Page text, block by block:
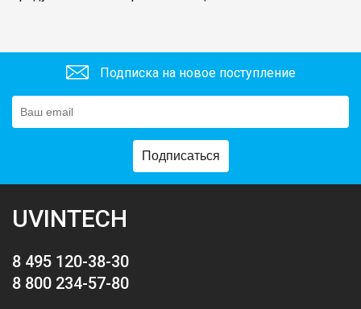
Подписка на новое поступление
Подписаться
UVINTECH
8 495 120-38-30
8 800 234-57-80